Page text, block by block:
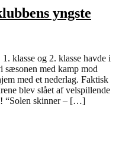
yngste
klasse og 2. klasse havde i
sæsonen med kamp mod
med et nederlag. Faktisk
blev slået af velspillende
“Solen skinner – […]